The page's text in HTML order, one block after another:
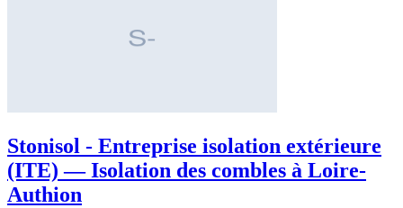
Stonisol - Entreprise isolation extérieure
(ITE) — Isolation des combles à Loire-
Authion